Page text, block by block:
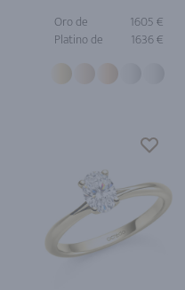
Oro de
1605 €
Platino de
1636 €